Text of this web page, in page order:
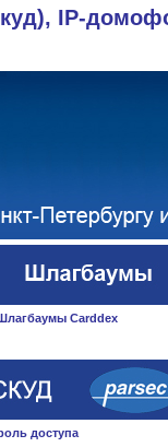
IP-
Carddex
доступа